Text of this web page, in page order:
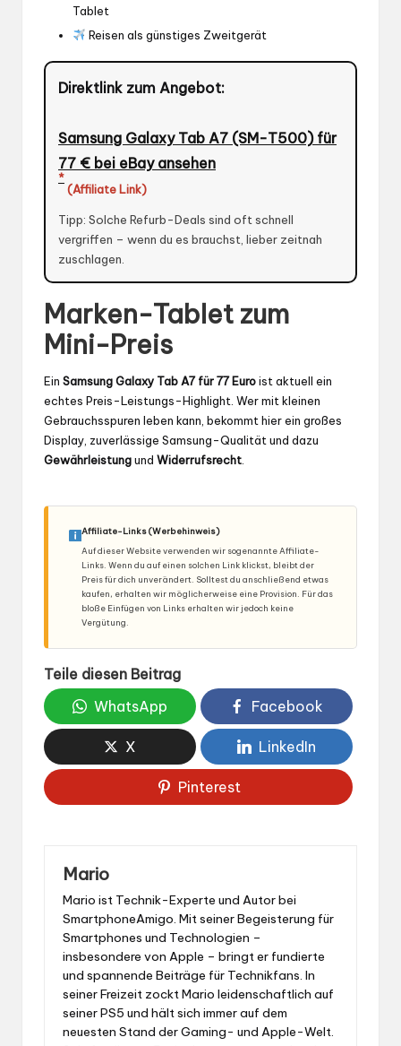
Tablet
Reisen als günstiges Zweitgerät
Direktlink zum Angebot:
Samsung Galaxy Tab A7 (SM-T500) für
77 € bei eBay ansehen
*
(Affiliate Link)
Tipp: Solche Refurb-Deals sind oft schnell
vergriffen – wenn du es brauchst, lieber zeitnah
zuschlagen.
Marken-Tablet zum
Mini-Preis
Ein Samsung Galaxy Tab A7 für 77 Euroist aktuell ein
echtes Preis-Leistungs-Highlight. Wer mit kleinen
Gebrauchsspuren leben kann, bekommt hier ein großes
Display, zuverlässige Samsung-Qualität und dazu
Gewährleistungund Widerrufsrecht
Affiliate-Links (Werbehinweis)
Auf dieser Website verwenden wir sogenannte Affiliate-
Links. Wenn du auf einen solchen Link klickst, bleibt der
Preis für dich unverändert. Solltest du anschließend etwas
kaufen, erhalten wir möglicherweise eine Provision. Für das
bloße Einfügen von Links erhalten wir jedoch keine
Vergütung.
Teile diesen Beitrag
WhatsApp
Facebook
X LinkedIn
Pinterest
Mario
Mario ist Technik-Experte und Autor bei
SmartphoneAmigo. Mit seiner Begeisterung für
Smartphones und Technologien –
insbesondere von Apple – bringt er fundierte
und spannende Beiträge für Technikfans. In
seiner Freizeit zockt Mario leidenschaftlich auf
seiner PS5 und hält sich immer auf dem
neuesten Stand der Gaming- und Apple-Welt.